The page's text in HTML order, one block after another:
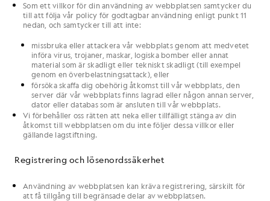
Som ett villkor för dinanvändning av webbplatsen samtycker du
till att följa vår policy för godtagbar användning enligt punkt 11
nedan, och samtycker till att inte:
missbruka eller attackera vår webbplatsgenom att medvetet
införa virus, trojaner, maskar, logiska bomber eller annat
material som är skadligt eller tekniskt skadligt (till exempel
genom en överbelastningsattack), eller
försöka skaffa dig obehörig åtkomst tillvår webbplats , den
server där vår webbplatsfinns lagrad eller någon annan server,
dator eller databas som är ansluten tillvår webbplats.
Vi förbehåller oss rätten att neka eller tillfälligt stänga av din
åtkomst tillwebbplatsenom du inte följer dessavillkor eller
gällande lagstiftning.
Registrering och lösenordssäkerhet
Användning av webbplatsen kan kräva registrering, särskilt för
att få tillgång till begränsade delar avwebbplatsen.